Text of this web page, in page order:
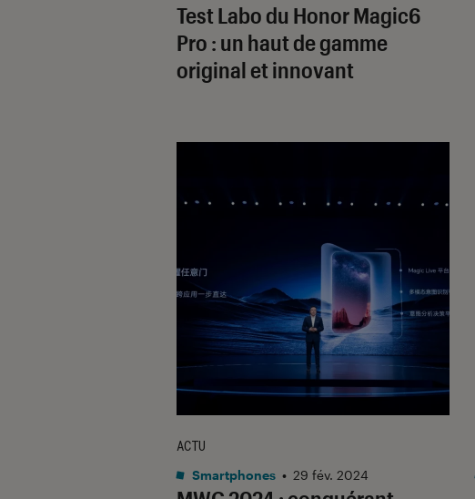
Test Labo du Honor Magic6
Pro : un haut de gamme
original et innovant
ACTU
Smartphones • 29 fév. 2024